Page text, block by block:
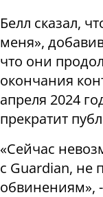
Белл сказал,
меня»,
что они
окончания
апреля 2024
прекратит
«Сейчас
с Guardian, не
обвинениям»,